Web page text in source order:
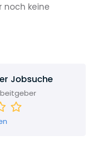
noch keine
Jobsuche